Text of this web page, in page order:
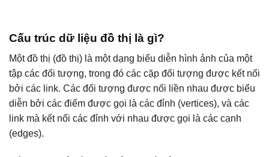
Cấu trúc dữ liệu đồ thị là gì?
Một đồ thị (đồ thị) là một dạng biểu diễn hình ảnh của một
tập các đối tượng, trong đó các cặp đối tượng được kết nối
bởi các link. Các đối tượng được nối liền nhau được biểu
diễn bởi các điểm được gọi là các đỉnh (vertices), và các
link mà kết nối các đỉnh với nhau được gọi là các cạnh
(edges).